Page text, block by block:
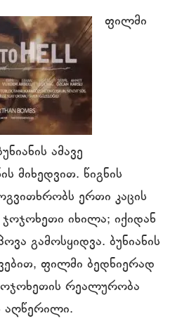
ფილმი
ამავე
მიხედვით. წიგნის
ერთი კაცის
იხილა; იქიდან
გამოსყიდვა. ბუნიანის
ფილმი ბედნიერად
რეალურობა
აღწერილი.